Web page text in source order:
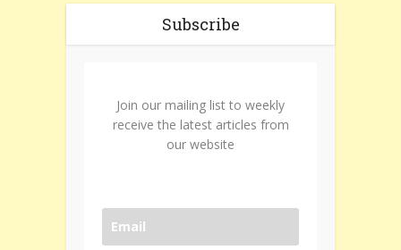
Subscribe
Join our mailing list to weekly
receive the latest articles from
our website